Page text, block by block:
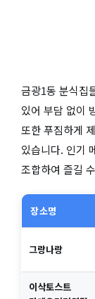
금광1동 분식집
있어 부담 없이
또한 푸짐하게
있습니다. 인기
조합하여 즐길
장소명
그랑나랑
이삭토스트